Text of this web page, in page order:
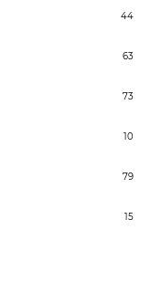
44
63
73
10
79
15